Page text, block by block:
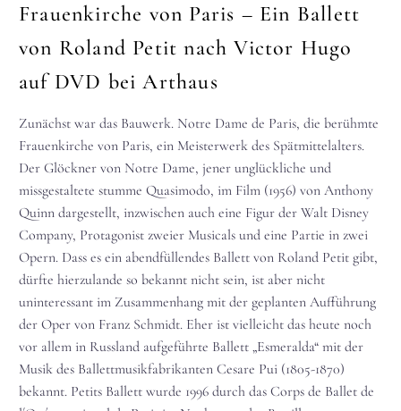
Frauenkirche von Paris – Ein Ballett
von Roland Petit nach Victor Hugo
auf DVD bei Arthaus
Zunächst war das Bauwerk. Notre Dame de Paris, die berühmte
Frauenkirche von Paris, ein Meisterwerk des Spätmittelalters.
Der Glöckner von Notre Dame, jener unglückliche und
missgestaltete stumme Quasimodo, im Film (1956) von Anthony
Quinn dargestellt, inzwischen auch eine Figur der Walt Disney
Company, Protagonist zweier Musicals und eine Partie in zwei
Opern. Dass es ein abendfüllendes Ballett von Roland Petit gibt,
dürfte hierzulande so bekannt nicht sein, ist aber nicht
uninteressant im Zusammenhang mit der geplanten Aufführung
der Oper von Franz Schmidt. Eher ist vielleicht das heute noch
vor allem in Russland aufgeführte Ballett „Esmeralda“ mit der
Musik des Ballettmusikfabrikanten Cesare Pui (1805-1870)
bekannt. Petits Ballett wurde 1996 durch das Corps de Ballet de